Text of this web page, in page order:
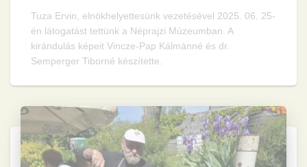
Tuza Ervin, elnökhelyettesünk vezetésével 2025. 06. 25-
én látogatást tettünk a Néprajzi Múzeumban. A
kirándulás képeit Vincze-Pap Kálmánné és dr.
Semperger Tiborné készítette.